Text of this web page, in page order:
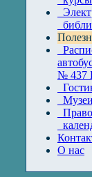
№ 437
О нас